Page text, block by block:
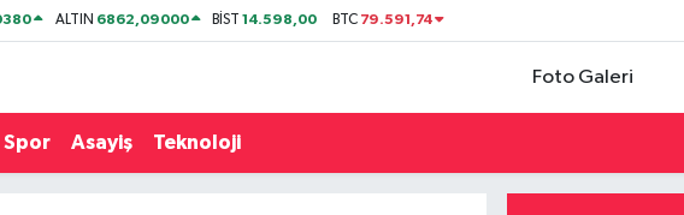
ALTIN 6862,09000 BİST14.598,00 BTC 79.591,74
Foto Galeri
Spor Asayiş Teknoloji